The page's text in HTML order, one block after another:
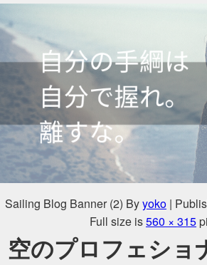
Sailing Blog Banner (2) Byyoko |
Full size is560 × 315
空のプロフェショ